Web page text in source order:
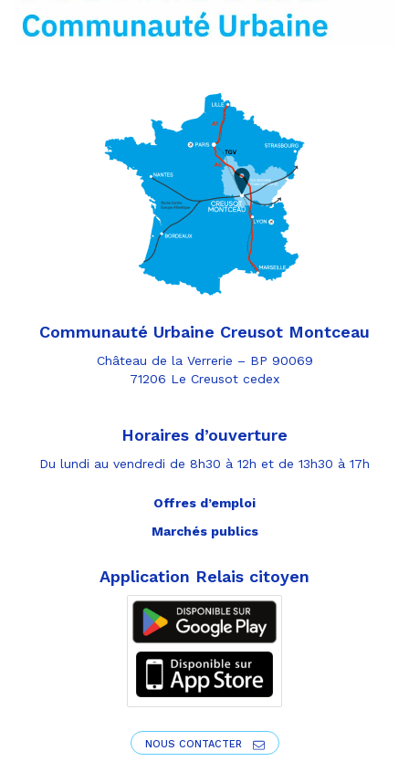
mail
Communauté Urbaine Creusot Montceau
Château de la Verrerie – BP 90069
71206 Le Creusot cedex
Horaires d’ouverture
Du lundi au vendredi de 8h30 à 12h et de 13h30 à 17h
Offres d’emploi
Marchés publics
Application Relais citoyen
NOUS CONTACTER